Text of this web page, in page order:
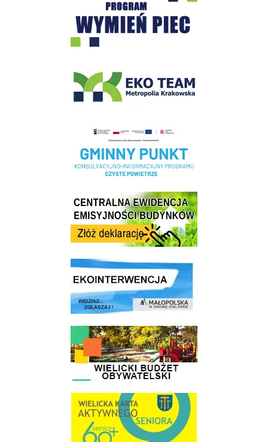
Realizacja Programu Czyste Powietrze w Gminie Wieliczka
Centrala Ewidencja Emisyjności Budynków - złóż deklarację
link do strony ekointerwencja dot.- powietrza
link do strony - Wielicki Budżet Obywatelski
link do strony Wielicka Karta Aktywnego Seniora